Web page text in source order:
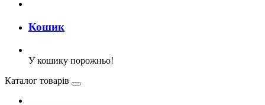
Кошик
У кошику порожньо!
Каталог товарів